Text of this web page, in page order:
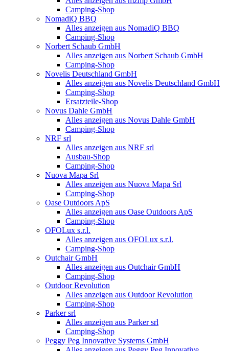
Camping-Shop
NomadiQ BBQ
Alles anzeigen aus NomadiQ BBQ
Camping-Shop
Norbert Schaub GmbH
Alles anzeigen aus Norbert Schaub GmbH
Camping-Shop
Novelis Deutschland GmbH
Alles anzeigen aus Novelis Deutschland GmbH
Camping-Shop
Ersatzteile-Shop
Novus Dahle GmbH
Alles anzeigen aus Novus Dahle GmbH
Camping-Shop
NRF srl
Alles anzeigen aus NRF srl
Ausbau-Shop
Camping-Shop
Nuova Mapa Srl
Alles anzeigen aus Nuova Mapa Srl
Camping-Shop
Oase Outdoors ApS
Alles anzeigen aus Oase Outdoors ApS
Camping-Shop
OFOLux s.r.l.
Alles anzeigen aus OFOLux s.r.l.
Camping-Shop
Outchair GmbH
Alles anzeigen aus Outchair GmbH
Camping-Shop
Outdoor Revolution
Alles anzeigen aus Outdoor Revolution
Camping-Shop
Parker srl
Alles anzeigen aus Parker srl
Camping-Shop
Peggy Peg Innovative Systems GmbH